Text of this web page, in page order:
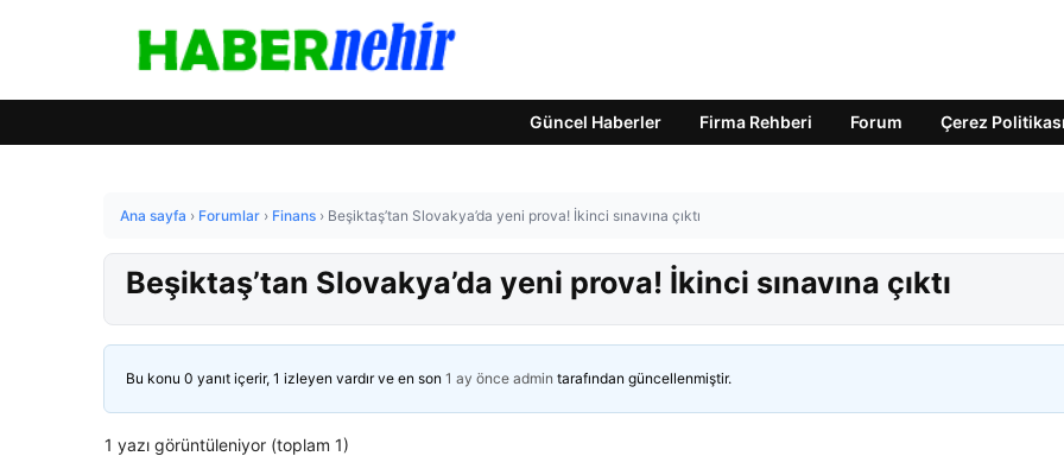
Güncel Haberler Firma Rehberi Forum Çerez Politikası
Ana sayfa › Forumlar › Finans › Beşiktaş’tan Slovakya’da yeni prova! İkinci sınavına çıktı
Beşiktaş’tan Slovakya’da yeni prova! İkinci sınavına çıktı
Bu konu 0 yanıt içerir, 1 izleyen vardır ve en son 1 ay önce admin tarafından güncellenmiştir.
1 yazı görüntüleniyor (toplam 1)